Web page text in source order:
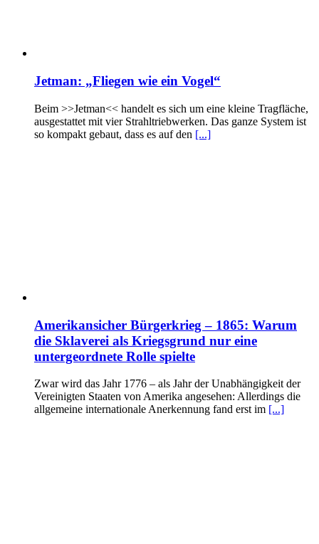
Jetman: „Fliegen wie ein Vogel“
Beim >>Jetman<< handelt es sich um eine kleine Tragfläche,
ausgestattet mit vier Strahltriebwerken. Das ganze System ist
so kompakt gebaut, dass es auf den [...]
Amerikansicher Bürgerkrieg – 1865: Warum
die Sklaverei als Kriegsgrund nur eine
untergeordnete Rolle spielte
Zwar wird das Jahr 1776 – als Jahr der Unabhängigkeit der
Vereinigten Staaten von Amerika angesehen: Allerdings die
allgemeine internationale Anerkennung fand erst im [...]